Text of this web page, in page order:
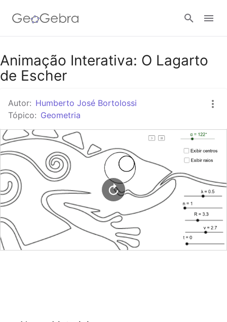
Google Classroom
Entrar no sistema
Animação Interativa: O Lagarto
de Escher
Autor: Humberto José Bortolossi
Tópico: Geometria